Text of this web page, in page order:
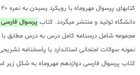
دانشگاه تولید و منتشر میگردد. کتاب پرسوال
مجموعه شامل درسنامه کامل درس به درس مطابق
نمونه سوالات امتحانی استاندارد با پاسخنامه
کتاب پرسوال فارسی دوازدهم مهروماه به شکل زیر